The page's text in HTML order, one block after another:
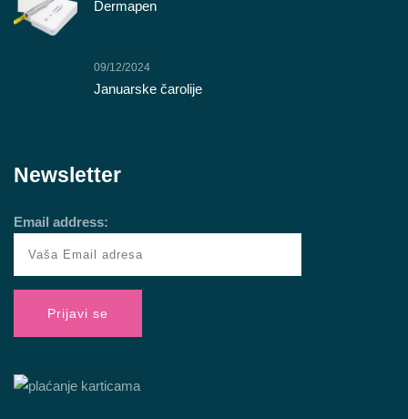
Dermapen
09/12/2024
Januarske čarolije
Newsletter
Email address: